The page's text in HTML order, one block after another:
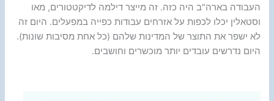
העבודה בארה"ב היה כזה. זה מייצר דילמה לדיקטטורים, מאו
וסטאלין יכלו לכפות על אזרחים עבודות כפייה במפעלים. היום זה
לא ישפר את התוצר של המדינות שלהם (כל אחת מסיבות שונות).
היום נדרשים עובדים יותר מוכשרים וחושבים.